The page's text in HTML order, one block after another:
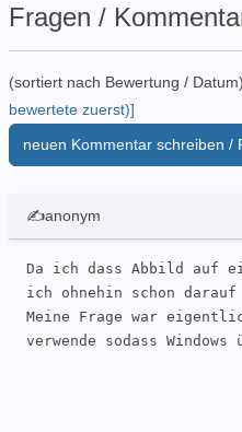
Fragen /
(sortiert nach Bewertung / Datum)
bewertete zuerst)]
neuen Kommentar schreiben /
✍anonym
Da ich dass Abbild auf
ich ohnehin schon
Meine Frage war
verwende sodass